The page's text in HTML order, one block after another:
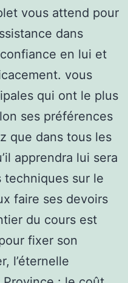
vous attend pour
dans
confiance en lui et
vous
qui ont le plus
ses préférences
que dans tous les
apprendra lui sera
sur le
faire ses devoirs
du cours est
fixer son
l’éternelle